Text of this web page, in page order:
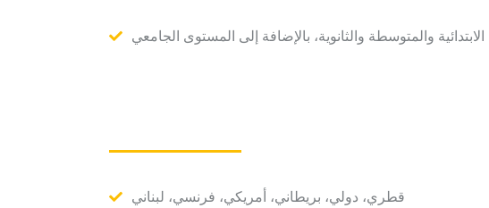
قطري، دولي، بريطاني، أمريكي، فرنسي، لبناني